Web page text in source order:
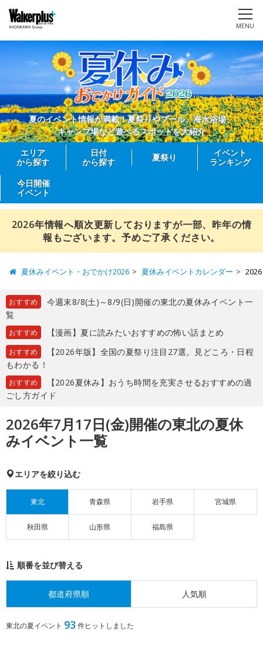
MENU
夏のイベント情報が満載！夏祭りやプール、海水浴場、
キャンプ場など遊べるスポットを大紹介
エリア
から探す
日付
から探す
夏祭り
イベント
ランキング
今日開催
イベント
2026年情報へ順次更新しておりますが一部、昨年の情
報もございます。予めご了承ください。
夏休みイベント・おでかけ2026 夏休みイベントカレンダー
おすすめ
今週末8/8(土)～8/9(日)開催の東北の夏休みイベント一
覧
おすすめ 【漫画】夏に読みたいおすすめの怖い話まとめ
おすすめ
【2026年版】全国の夏祭り注目27選。見どころ・日程
もわかる！
おすすめ
【2026夏休み】おうち時間を充実させるおすすめの過
ごし方ガイド
2026年7月17日(金)開催の東北の夏休
みイベント一覧
エリアを絞り込む
東北 青森県 岩手県 宮城県
秋田県 山形県 福島県
順番を並び替える
都道府県順 人気順
東北の夏イベント 93 件ヒットしました